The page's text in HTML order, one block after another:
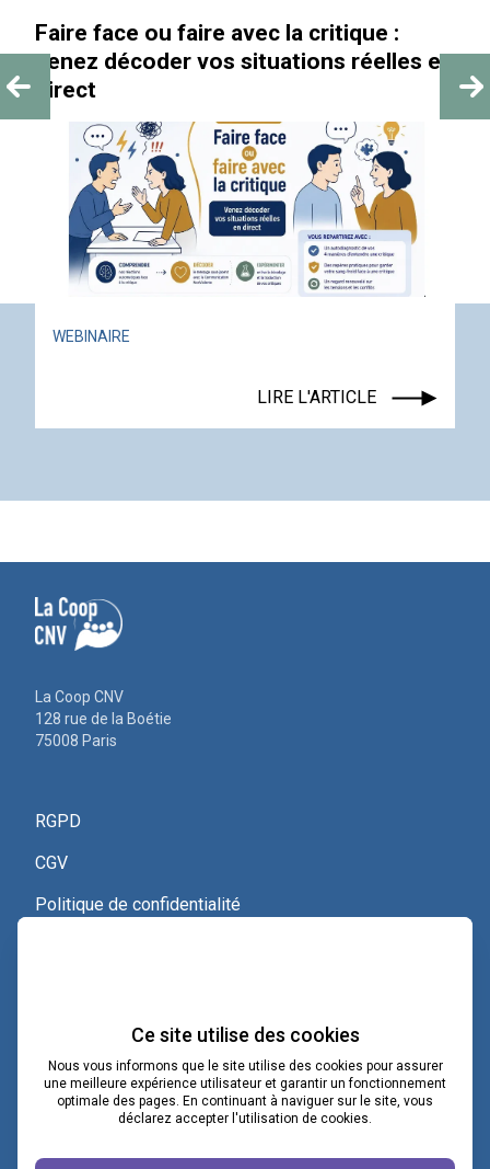
en
« Au-delà des paillettes »
ACTUALITÉ ÉVÉNEMENT
La Coop CNV
128 rue de la Boétie
75008 Paris
RGPD
CGV
Politique de confidentialité
Voir le certificat Qualiopi
contact@lacoopcnv.com
La page Linkedin de La Coop CNV
Ce site utilise des cookies
Nous vous informons que le site utilise des cookies pour assurer
une meilleure expérience utilisateur et garantir un fonctionnement
optimale des pages. En continuant à naviguer sur le site, vous
déclarez accepter l'utilisation de cookies.